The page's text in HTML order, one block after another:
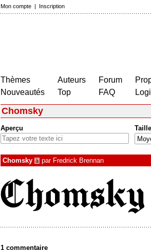
Mon compte | Inscription
Thèmes
Nouveautés
Auteurs
Top
Forum
FAQ
Chomsky
Aperçu Taille
Chomsky à par Fredrick Brennan
1 commentaire